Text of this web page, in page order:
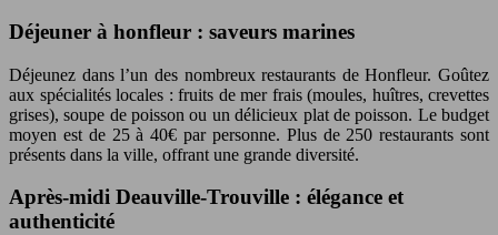
Déjeuner à honfleur : saveurs marines
Déjeunez dans l’un des nombreux restaurants de Honfleur. Goûtez
aux spécialités locales : fruits de mer frais (moules, huîtres, crevettes
grises), soupe de poisson ou un délicieux plat de poisson. Le budget
moyen est de 25 à 40€ par personne. Plus de 250 restaurants sont
présents dans la ville, offrant une grande diversité.
Après-midi Deauville-Trouville : élégance et
authenticité